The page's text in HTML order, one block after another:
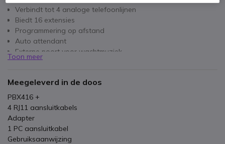
Verbindt tot 4 analoge telefoonlijnen
Biedt 16 extensies
Programmering op afstand
Auto attendant
Externe poort voor wachtmuziek
Automatische fax transfer
Doorschakelen naar mobiele telefoons
Gesprek in de wacht
Nummerblokkering
99 snelkiestoetsen
Toon meer
Meegeleverd in de doos
PBX416 +
4 RJ11 aansluitkabels
Adapter
1 PC aansluitkabel
Gebruiksaanwijzing